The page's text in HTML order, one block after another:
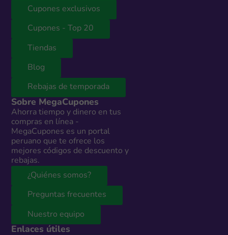
Cupones exclusivos
Cupones - Top 20
Tiendas
Blog
Rebajas de temporada
Sobre MegaCupones
Ahorra tiempo y dinero en tus
compras en línea -
MegaCupones es un portal
peruano que te ofrece los
mejores códigos de descuento y
rebajas.
¿Quiénes somos?
Preguntas frecuentes
Nuestro equipo
Enlaces útiles